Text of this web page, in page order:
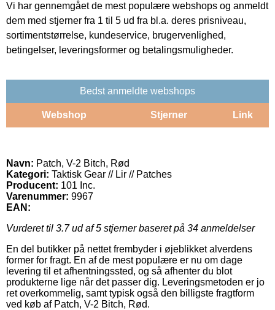
Vi har gennemgået de mest populære webshops og anmeldt
dem med stjerner fra 1 til 5 ud fra bl.a. deres prisniveau,
sortimentstørrelse, kundeservice, brugervenlighed,
betingelser, leveringsformer og betalingsmuligheder.
Bedst anmeldte webshops
Webshop Stjerner Link
Navn: Patch, V-2 Bitch, Rød
Kategori: Taktisk Gear // Lir // Patches
Producent: 101 Inc.
Varenummer: 9967
EAN:
Vurderet til 3.7ud af 5 stjerner baseret på 34 anmeldelser
En del butikker på nettet frembyder i øjeblikket alverdens
former for fragt. En af de mest populære er nu om dage
levering til et afhentningssted, og så afhenter du blot
produkterne lige når det passer dig. Leveringsmetoden er jo
ret overkommelig, samt typisk også den billigste fragtform
ved køb af Patch, V-2 Bitch, Rød.